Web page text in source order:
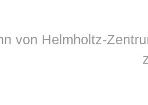
von Helmholtz-